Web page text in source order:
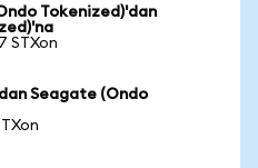
Tokenized)'dan
STXon
Seagate (Ondo